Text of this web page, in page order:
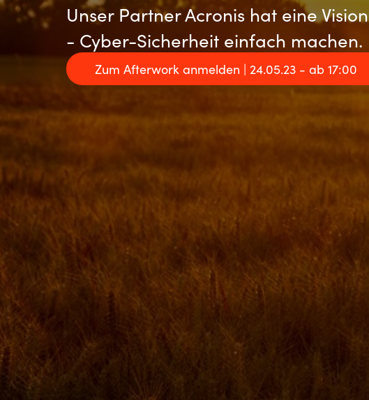
Unser Partner Acronis hat eine Vision
- Cyber-Sicherheit einfach machen.
Zum Afterwork anmelden | 24.05.23 - ab 17:00